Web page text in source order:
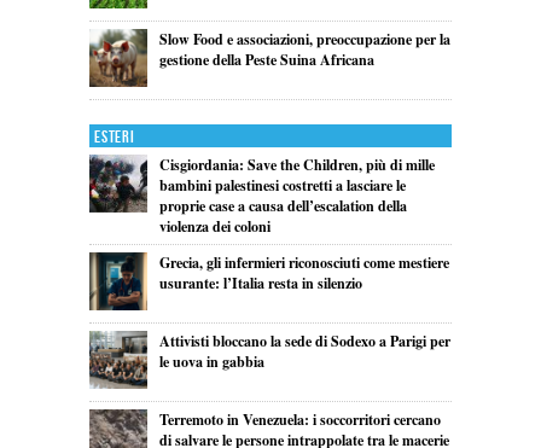
Slow Food e associazioni, preoccupazione per la
gestione della Peste Suina Africana
Esteri
Cisgiordania: Save the Children, più di mille
bambini palestinesi costretti a lasciare le
proprie case a causa dell’escalation della
violenza dei coloni
Grecia, gli infermieri riconosciuti come mestiere
usurante: l’Italia resta in silenzio
Attivisti bloccano la sede di Sodexo a Parigi per
le uova in gabbia
Terremoto in Venezuela: i soccorritori cercano
di salvare le persone intrappolate tra le macerie